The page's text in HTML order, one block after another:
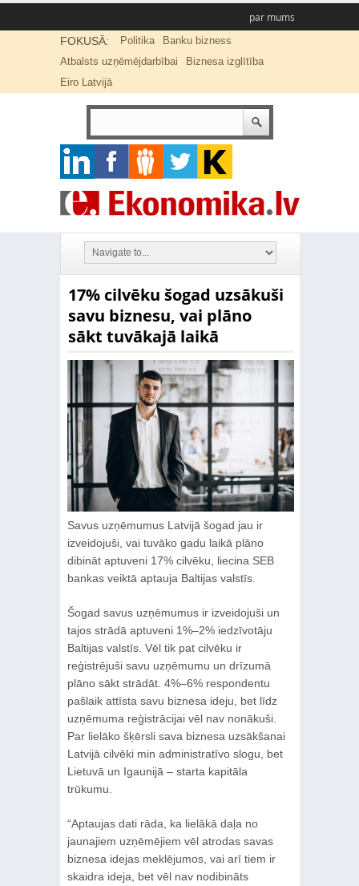
par mums
FOKUSĀ: Politika
Banku bizness
Atbalsts uzņēmējdarbībai
Biznesa izglītība
Eiro Latvijā
17% cilvēku šogad uzsākuši
savu biznesu, vai plāno
sākt tuvākajā laikā
Savus uzņēmumus Latvijā šogad jau ir
izveidojuši, vai tuvāko gadu laikā plāno
dibināt aptuveni 17% cilvēku, liecina SEB
bankas veiktā aptauja Baltijas valstīs.
Šogad savus uzņēmumus ir izveidojuši un
tajos strādā aptuveni 1%–2% iedzīvotāju
Baltijas valstīs. Vēl tik pat cilvēku ir
reģistrējuši savu uzņēmumu un drīzumā
plāno sākt strādāt. 4%–6% respondentu
pašlaik attīsta savu biznesa ideju, bet līdz
uzņēmuma reģistrācijai vēl nav nonākuši.
Par lielāko šķērsli sava biznesa uzsākšanai
Latvijā cilvēki min administratīvo slogu, bet
Lietuvā un Igaunijā – starta kapitāla
trūkumu.
“Aptaujas dati rāda, ka lielākā daļa no
jaunajiem uzņēmējiem vēl atrodas savas
biznesa idejas meklējumos, vai arī tiem ir
skaidra ideja, bet vēl nav nodibināts